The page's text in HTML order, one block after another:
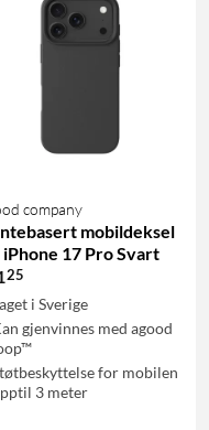
company
mobildeksel
17 Pro Svart
25
i Sverige
gjenvinnes med agood
for mobilen
3 meter